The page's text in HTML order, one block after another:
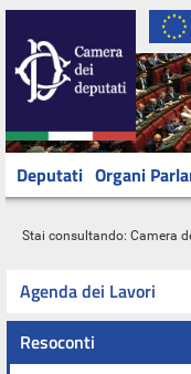
Deputati Organi
Stai consultando: Camera
Agenda dei Lavori
Resoconti